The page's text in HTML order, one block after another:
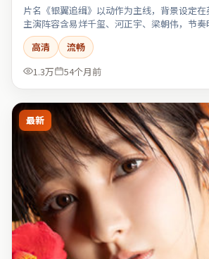
片名《银翼追缉》以动作为主线，背景设定在
主演阵容含易烊千玺、河正宇、梁朝伟，节奏
高清
流畅
1.3万
54个月前
最新